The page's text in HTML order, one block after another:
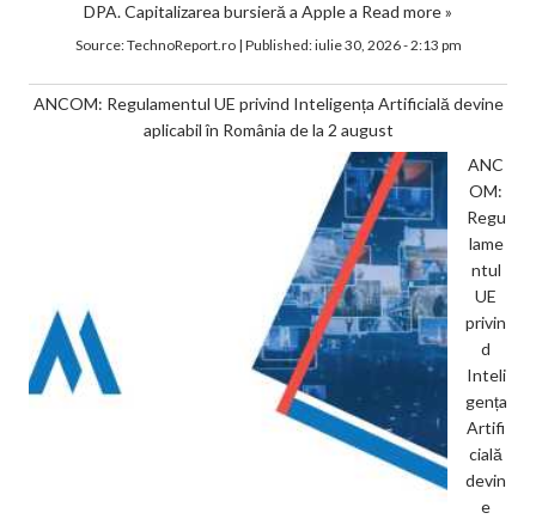
DPA. Capitalizarea bursieră a Apple a Read more »
Source:TechnoReport.ro| Published:iulie 30, 2026 - 2:13 pm
ANCOM: Regulamentul UE privind Inteligența Artificială devine
aplicabil în România de la 2 august
ANC
OM:
Regu
lame
ntul
UE
privin
d
Inteli
gența
Artifi
cială
devin
e